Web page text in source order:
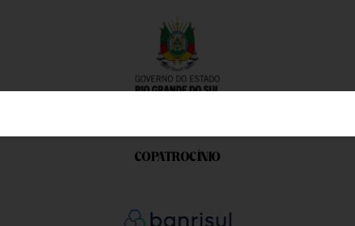
COPATROCÍNIO